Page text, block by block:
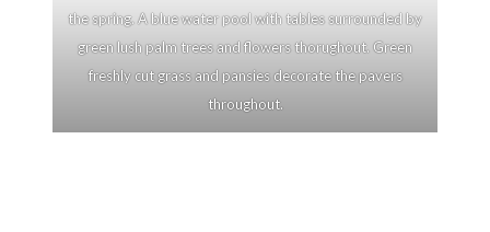
the spring. A blue water pool with tables surrounded by
green lush palm trees and flowers thorughout. Green
freshly cut grass and pansies decorate the pavers
throughout.